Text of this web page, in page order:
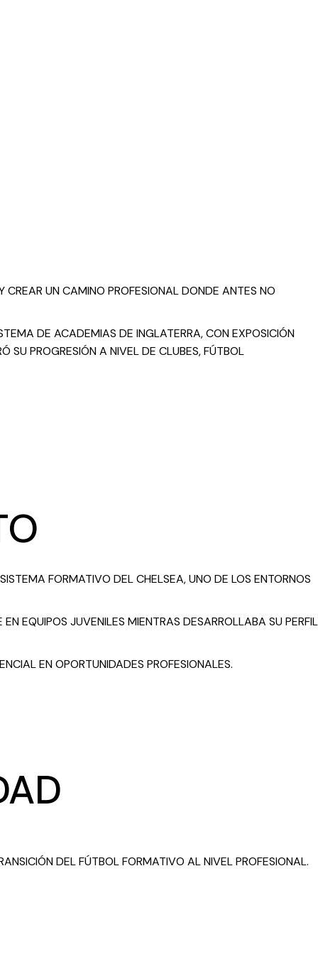
UN CAMINO PROFESIONAL DONDE ANTES NO
DE ACADEMIAS DE INGLATERRA, CON EXPOSICIÓN
SU PROGRESIÓN A NIVEL DE CLUBES, FÚTBOL
FORMATIVO DEL CHELSEA, UNO DE LOS ENTORNOS
EQUIPOS JUVENILES MIENTRAS DESARROLLABA SU PERFIL
EN OPORTUNIDADES PROFESIONALES.
DEL FÚTBOL FORMATIVO AL NIVEL PROFESIONAL.